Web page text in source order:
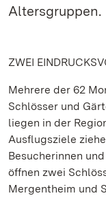
Altersgruppen.
ZWEI
Mehrere der 62
Schlösser und
liegen in der
Ausflugsziele
Besucherinnen
öffnen zwei
Mergentheim und